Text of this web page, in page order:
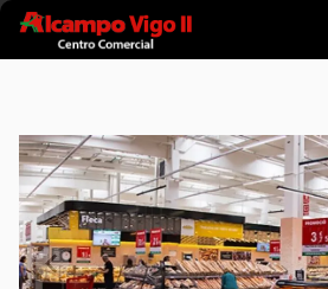
Ir al contenido principal